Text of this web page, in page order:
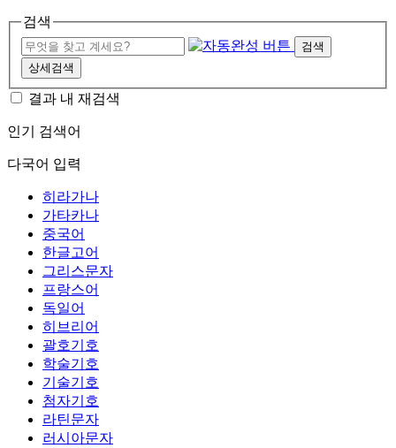
검색
검색
상세검색
결과 내 재검색
인기 검색어
다국어 입력
히라가나
가타카나
중국어
한글고어
그리스문자
프랑스어
독일어
히브리어
괄호기호
학술기호
기술기호
첨자기호
라틴문자
러시아문자